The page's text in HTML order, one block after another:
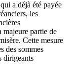
a déjà été payée
les
partie de
Cette mesure
des sommes
dirigeants